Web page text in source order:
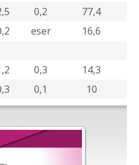
0,2
77,4
eser 16,6
0,3
14,3
0,1 10